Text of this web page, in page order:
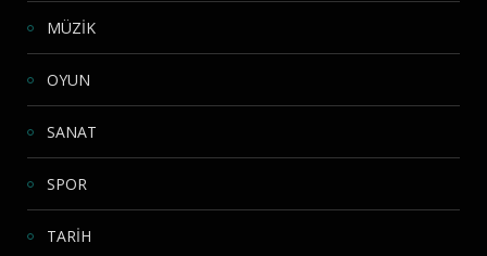
MÜZİK
OYUN
SANAT
SPOR
TARİH